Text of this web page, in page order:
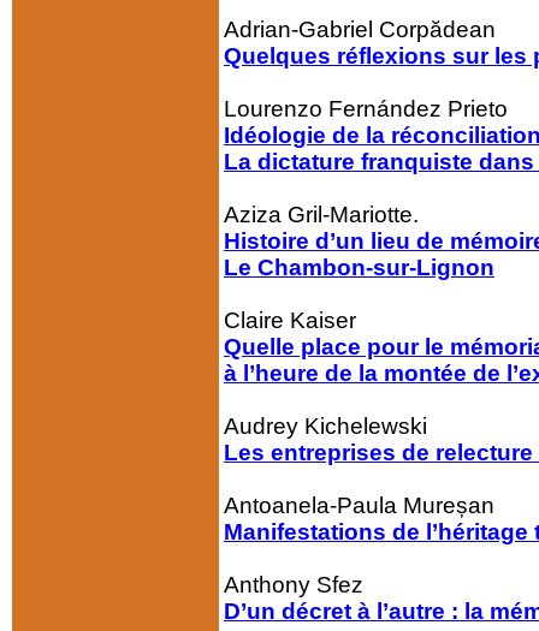
Adrian-Gabriel Corpădean
Quelques réflexions sur les
Lourenzo Fernández Prieto
Idéologie de la
La dictature franquiste dans
Aziza Gril-Mariotte.
Histoire d’un lieu de
Le Chambon-sur-Lignon
Claire Kaiser
Quelle place pour le
à l’heure de la montée de
Audrey Kichelewski
Les entreprises de
Antoanela-Paula Mureșan
Manifestations de
Anthony Sfez
D’un décret à l’autre : la